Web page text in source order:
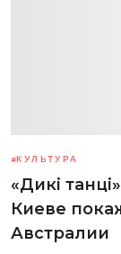
КУЛЬТУРА
«Дикі
Киеве
Австралии